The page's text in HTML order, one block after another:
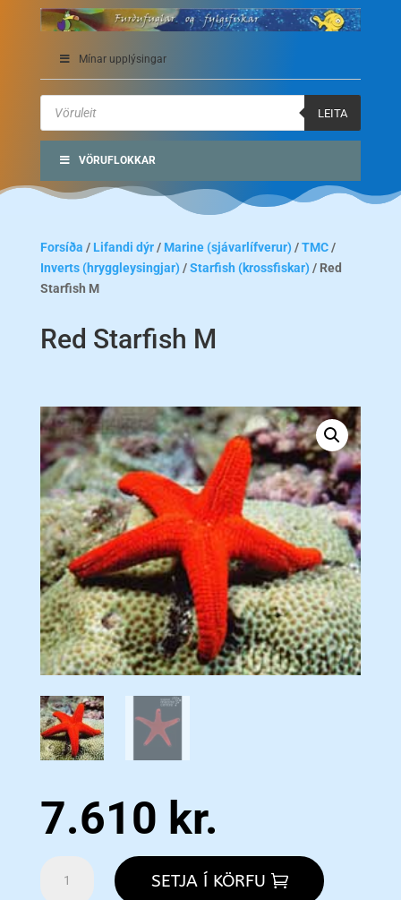
Mínar upplýsingar
Products
search
LEITA
VÖRUFLOKKAR
Forsíða / Lifandi dýr/ Marine (sjávarlífverur) /TMC/
Inverts (hryggleysingjar) /Starfish (krossfiskar) / Red
Starfish M
Red Starfish M
7.610 kr.
Starfish
SETJA Í KÖRFU